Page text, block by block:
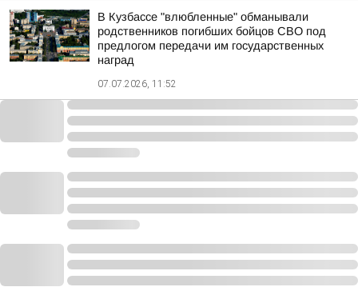
В Кузбассе "влюбленные" обманывали
родственников погибших бойцов СВО под
предлогом передачи им государственных
наград
07.07.2026, 11:52